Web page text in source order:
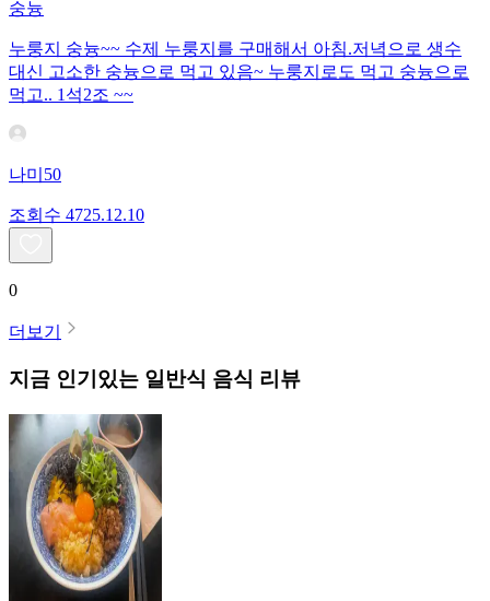
숭늉
누룽지 숭늉~~ 수제 누룽지를 구매해서 아침.저녁으로 생수
대신 고소한 숭늉으로 먹고 있음~ 누룽지로도 먹고 숭늉으로
먹고.. 1석2조 ~~
나미50
조회수 4725.12.10
0
더보기
지금 인기있는 일반식 음식 리뷰